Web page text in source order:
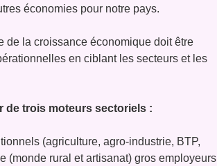
économies pour notre pays.
de la croissance économique doit être
en ciblant les secteurs et les
de trois moteurs sectoriels :
(agriculture, agro-industrie, BTP,
(monde rural et artisanat) gros employeurs